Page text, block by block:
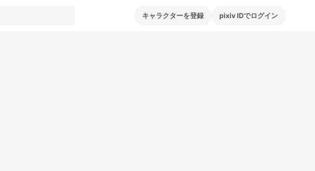
キャラクターを登録 pixiv IDでログイン